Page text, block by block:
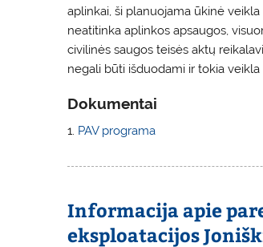
aplinkai, ši planuojama ūkinė
neatitinka aplinkos apsaugos,
civilinės saugos teisės aktų
negali būti išduodami ir tokia
Dokumentai
1. PAV programa
Informacija apie
eksploatacijos